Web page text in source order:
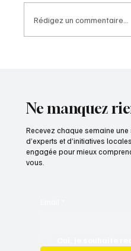
George-Philip Chartier
Rédigez un commentaire...
Ne manquez
Recevez chaque semaine
d’experts et d’initiatives
engagée pour mieux
vous.